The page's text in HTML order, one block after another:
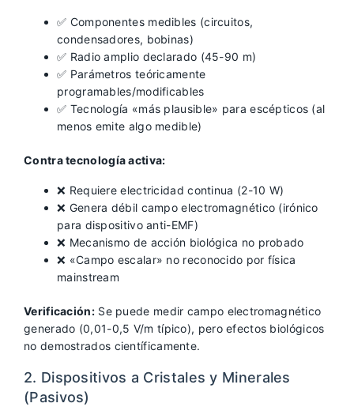
✅ Componentes medibles (circuitos,
condensadores, bobinas)
✅ Radio amplio declarado (45-90 m)
✅ Parámetros teóricamente
programables/modificables
✅ Tecnología «más plausible» para escépticos (al
menos emite algo medible)
Contra tecnología activa:
❌ Requiere electricidad continua (2-10 W)
❌ Genera débil campo electromagnético (irónico
para dispositivo anti-EMF)
❌ Mecanismo de acción biológica no probado
❌ «Campo escalar» no reconocido por física
mainstream
Verificación:Se puede medir campo electromagnético
generado (0,01-0,5 V/m típico), pero efectos biológicos
no demostrados científicamente.
2. Dispositivos a Cristales y Minerales
(Pasivos)